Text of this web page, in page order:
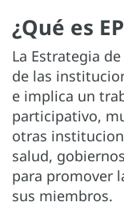
¿Qué es
La Estrategia
de las
e implica un
participativo,
otras
salud,
para promover
sus miembros.